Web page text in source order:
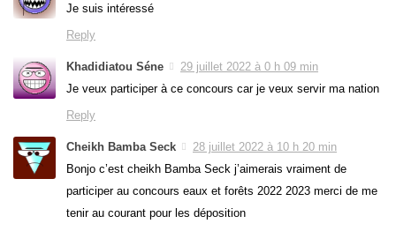
Je suis intéressé
Reply
Khadidiatou Séne
29 juillet 2022 à 0 h 09 min
Je veux participer à ce concours car je veux servir ma nation
Reply
Cheikh Bamba Seck
28 juillet 2022 à 10 h 20 min
Bonjo c’est cheikh Bamba Seck j’aimerais vraiment de
participer au concours eaux et forêts 2022 2023 merci de me
tenir au courant pour les déposition